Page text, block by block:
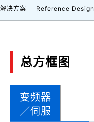
解决方案 Reference Design
总方框图
变频器
／伺服